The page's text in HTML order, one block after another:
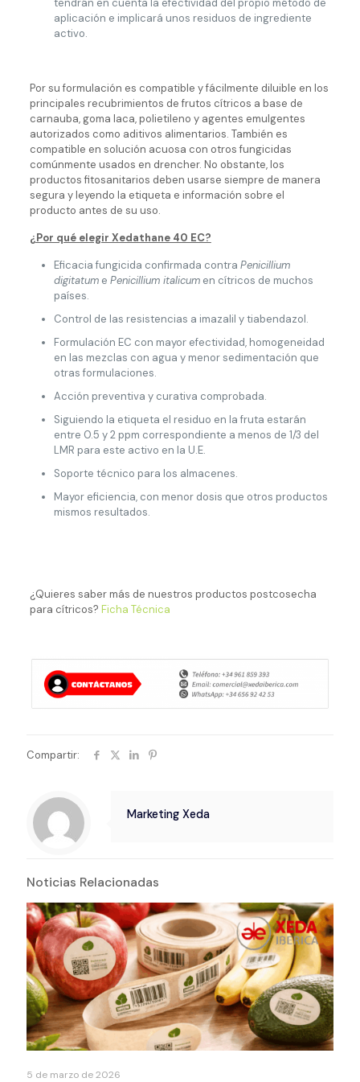
tendrán en cuenta la efectividad del propio método de
aplicación e implicará unos residuos de ingrediente
activo.
Por su formulación es compatible y fácilmente diluible en los
principales recubrimientos de frutos cítricos a base de
carnauba, goma laca, polietileno y agentes emulgentes
autorizados como aditivos alimentarios. También es
compatible en solución acuosa con otros fungicidas
comúnmente usados en drencher. No obstante, los
productos fitosanitarios deben usarse siempre de manera
segura y leyendo la etiqueta e información sobre el
producto antes de su uso.
¿Por qué elegir Xedathane 40 EC?
Eficacia fungicida confirmada contra Penicillium
digitatume Penicillium italicumen cítricos de muchos
países.
Control de las resistencias a imazalil y tiabendazol.
Formulación EC con mayor efectividad, homogeneidad
en las mezclas con agua y menor sedimentación que
otras formulaciones.
Acción preventiva y curativa comprobada.
Siguiendo la etiqueta el residuo en la fruta estarán
entre 0.5 y 2 ppm correspondiente a menos de 1/3 del
LMR para este activo en la U.E.
Soporte técnico para los almacenes.
Mayor eficiencia, con menor dosis que otros productos
mismos resultados.
¿Quieres saber más de nuestros productos postcosecha
para cítricos? Ficha Técnica
Compartir:
Marketing Xeda
Noticias Relacionadas
5 de marzo de 2026